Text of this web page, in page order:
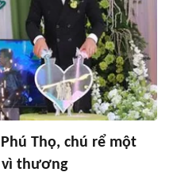
Thọ, chú rể một
vì thương